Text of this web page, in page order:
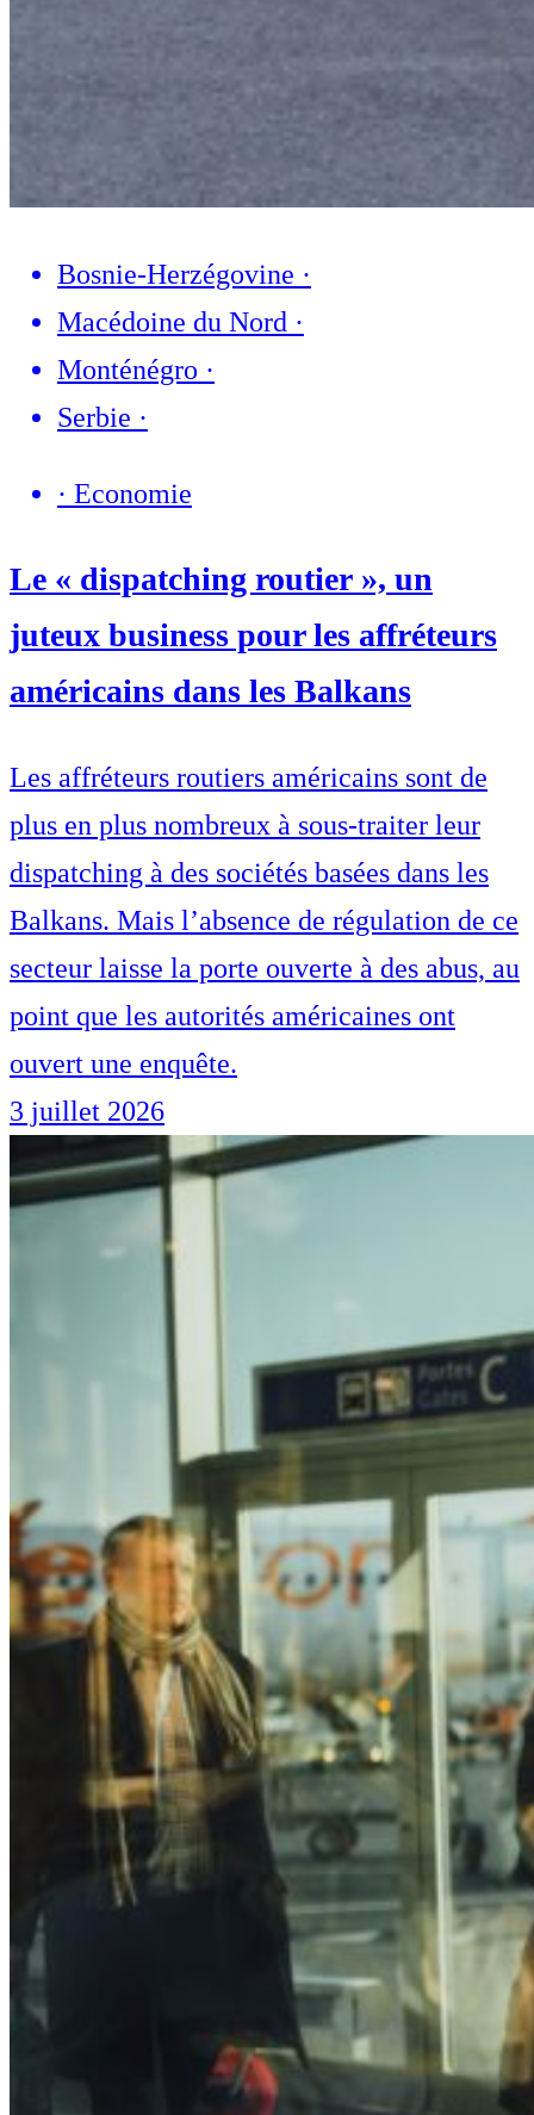
Bosnie-Herzégovine ·
Macédoine du Nord ·
Monténégro ·
Serbie ·
· Economie
Le « dispatching routier », un
juteux business pour les affréteurs
américains dans les Balkans
Les affréteurs routiers américains sont de
plus en plus nombreux à sous-traiter leur
dispatching à des sociétés basées dans les
Balkans. Mais l’absence de régulation de ce
secteur laisse la porte ouverte à des abus, au
point que les autorités américaines ont
ouvert une enquête.
3 juillet 2026